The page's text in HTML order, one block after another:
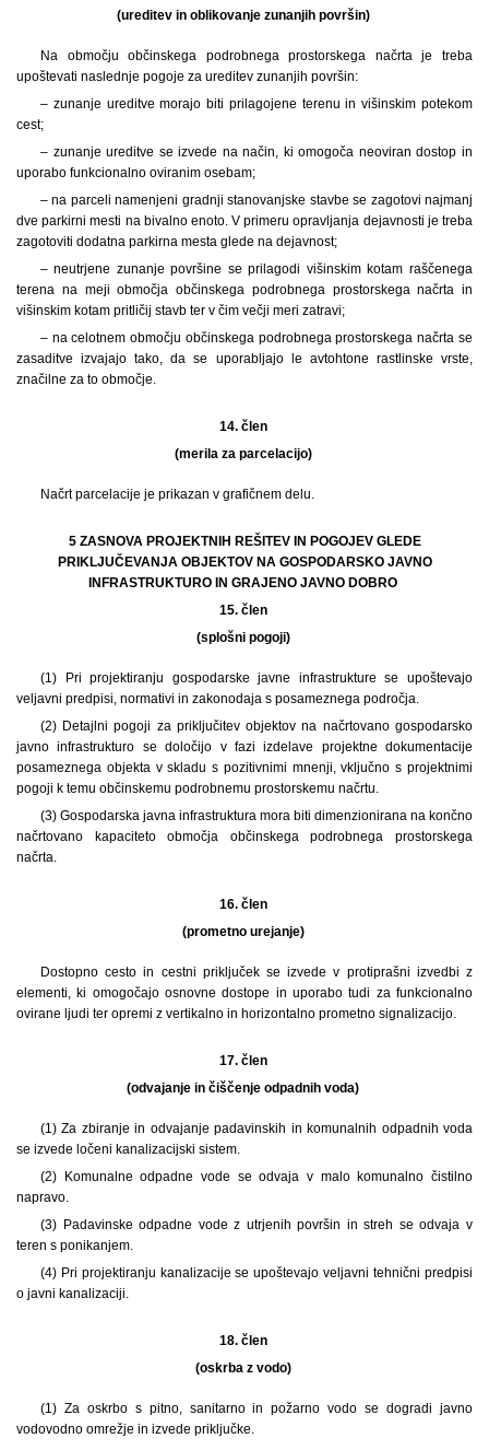
(ureditev in oblikovanje zunanjih površin)
Na območju občinskega podrobnega prostorskega načrta je treba
upoštevati naslednje pogoje za ureditev zunanjih površin:
– zunanje ureditve morajo biti prilagojene terenu in višinskim potekom
cest;
– zunanje ureditve se izvede na način, ki omogoča neoviran dostop in
uporabo funkcionalno oviranim osebam;
– na parceli namenjeni gradnji stanovanjske stavbe se zagotovi najmanj
dve parkirni mesti na bivalno enoto. V primeru opravljanja dejavnosti je treba
zagotoviti dodatna parkirna mesta glede na dejavnost;
– neutrjene zunanje površine se prilagodi višinskim kotam raščenega
terena na meji območja občinskega podrobnega prostorskega načrta in
višinskim kotam pritličij stavb ter v čim večji meri zatravi;
– na celotnem območju občinskega podrobnega prostorskega načrta se
zasaditve izvajajo tako, da se uporabljajo le avtohtone rastlinske vrste,
značilne za to območje.
14. člen
(merila za parcelacijo)
Načrt parcelacije je prikazan v grafičnem delu.
5 ZASNOVA PROJEKTNIH REŠITEV IN POGOJEV GLEDE
PRIKLJUČEVANJA OBJEKTOV NA GOSPODARSKO JAVNO
INFRASTRUKTURO IN GRAJENO JAVNO DOBRO
15. člen
(splošni pogoji)
(1) Pri projektiranju gospodarske javne infrastrukture se upoštevajo
veljavni predpisi, normativi in zakonodaja s posameznega področja.
(2) Detajlni pogoji za priključitev objektov na načrtovano gospodarsko
javno infrastrukturo se določijo v fazi izdelave projektne dokumentacije
posameznega objekta v skladu s pozitivnimi mnenji, vključno s projektnimi
pogoji k temu občinskemu podrobnemu prostorskemu načrtu.
(3) Gospodarska javna infrastruktura mora biti dimenzionirana na končno
načrtovano kapaciteto območja občinskega podrobnega prostorskega
načrta.
16. člen
(prometno urejanje)
Dostopno cesto in cestni priključek se izvede v protiprašni izvedbi z
elementi, ki omogočajo osnovne dostope in uporabo tudi za funkcionalno
ovirane ljudi ter opremi z vertikalno in horizontalno prometno signalizacijo.
17. člen
(odvajanje in čiščenje odpadnih voda)
(1) Za zbiranje in odvajanje padavinskih in komunalnih odpadnih voda
se izvede ločeni kanalizacijski sistem.
(2) Komunalne odpadne vode se odvaja v malo komunalno čistilno
napravo.
(3) Padavinske odpadne vode z utrjenih površin in streh se odvaja v
teren s ponikanjem.
(4) Pri projektiranju kanalizacije se upoštevajo veljavni tehnični predpisi
o javni kanalizaciji.
18. člen
(oskrba z vodo)
(1) Za oskrbo s pitno, sanitarno in požarno vodo se dogradi javno
vodovodno omrežje in izvede priključke.